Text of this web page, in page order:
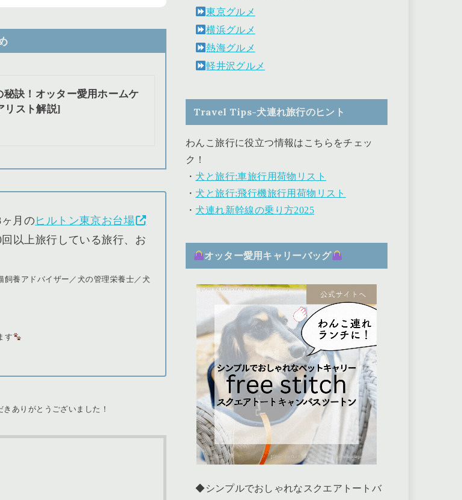
秘訣！オッター愛用ホームケ
リスト解説]
月のヒルトン東京お台場
以上旅行している旅行、お
養アドバイザー／犬の管理栄養士／犬
す
ありがとうございました！
東京グルメ
横浜グルメ
熱海グルメ
軽井沢グルメ
Travel Tips-犬連れ旅行のヒント
わんこ旅行に役立つ情報はこちらをチェッ
ク！
・ 犬と旅行:車旅行用荷物リスト
・ 犬と旅行:飛行機旅行用荷物リスト
・ 犬連れ新幹線の乗り方2025
オッター愛用キャリーバッグ
◆シンプルでおしゃれなスクエアトートバ